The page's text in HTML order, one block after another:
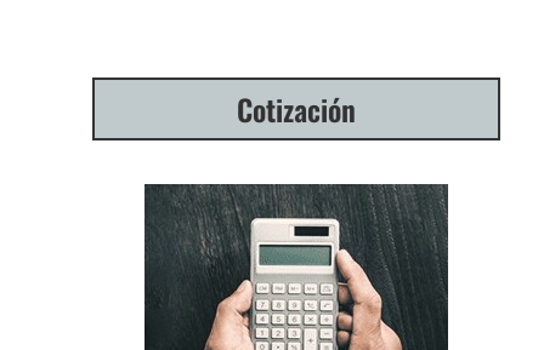
Cotización